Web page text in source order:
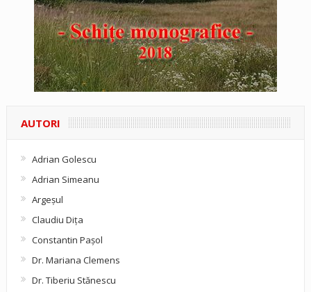
AUTORI
Adrian Golescu
Adrian Simeanu
Argeşul
Claudiu Diţa
Constantin Pașol
Dr. Mariana Clemens
Dr. Tiberiu Stănescu